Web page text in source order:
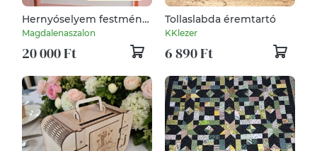
Hernyóselyem festmény,
Táncoló vidám pár.
Magdalenaszalon
20 000 Ft
Tollaslabda éremtartó
KKlezer
6 890 Ft